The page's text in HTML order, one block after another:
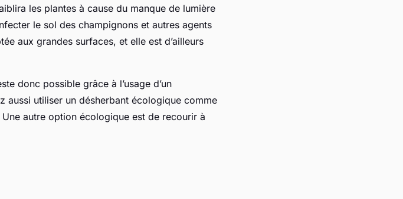
les plantes à cause du manque de lumière
le sol des champignons et autres agents
aux grandes surfaces, et elle est d’ailleurs
donc possible grâce à l’usage d’un
aussi utiliser un désherbant écologique comme
autre option écologique est de recourir à